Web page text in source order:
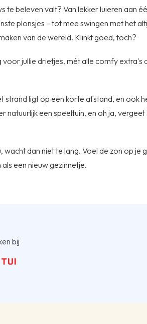
te beleven valt? Van lekker luieren aan
plonsjes – tot mee swingen met het
van de wereld. Klinkt goed, toch?
jullie drietjes, mét alle comfy extra's
strand ligt op een korte afstand, en ook
natuurlijk een speeltuin, en oh ja, vergeet
dan niet te lang. Voel de zon op je
een nieuw gezinnetje.
bij